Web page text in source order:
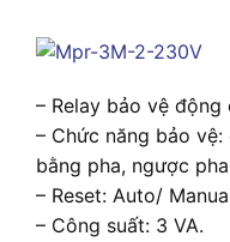
– Relay bảo vệ
– Chức năng bảo
bằng pha, ngược
– Reset: Auto/
– Công suất: 3 VA.